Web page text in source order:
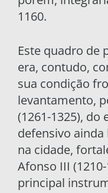
1160.
Este quadro de
era, contudo,
sua condição
levantamento,
(1261-1325), do
defensivo
na cidade,
Afonso III
principal